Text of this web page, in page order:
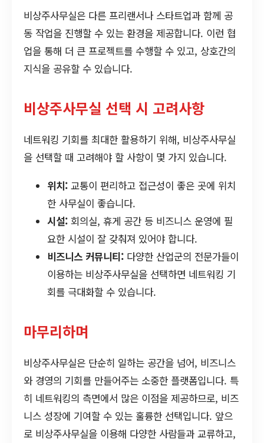
비상주사무실은 다른 프리랜서나 스타트업과 함께 공
동 작업을 진행할 수 있는 환경을 제공합니다. 이런 협
업을 통해 더 큰 프로젝트를 수행할 수 있고, 상호간의
지식을 공유할 수 있습니다.
비상주사무실 선택 시 고려사항
네트워킹 기회를 최대한 활용하기 위해, 비상주사무실
을 선택할 때 고려해야 할 사항이 몇 가지 있습니다.
위치: 교통이 편리하고 접근성이 좋은 곳에 위치
한 사무실이 좋습니다.
시설: 회의실, 휴게 공간 등 비즈니스 운영에 필
요한 시설이 잘 갖춰져 있어야 합니다.
비즈니스 커뮤니티: 다양한 산업군의 전문가들이
이용하는 비상주사무실을 선택하면 네트워킹 기
회를 극대화할 수 있습니다.
마무리하며
비상주사무실은 단순히 일하는 공간을 넘어, 비즈니스
와 경영의 기회를 만들어주는 소중한 플랫폼입니다. 특
히 네트워킹의 측면에서 많은 이점을 제공하므로, 비즈
니스 성장에 기여할 수 있는 훌륭한 선택입니다. 앞으
로 비상주사무실을 이용해 다양한 사람들과 교류하고,